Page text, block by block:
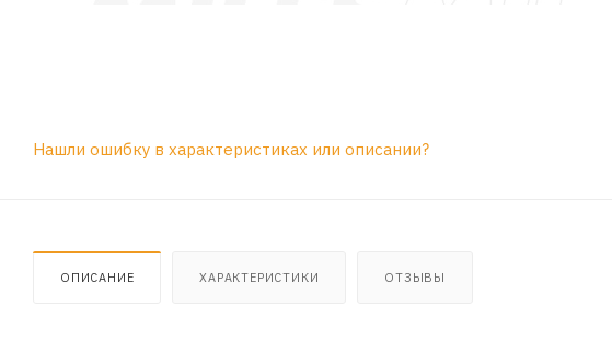
Нашли ошибку в характеристиках или описании?
ОПИСАНИЕ ХАРАКТЕРИСТИКИ ОТЗЫВЫ